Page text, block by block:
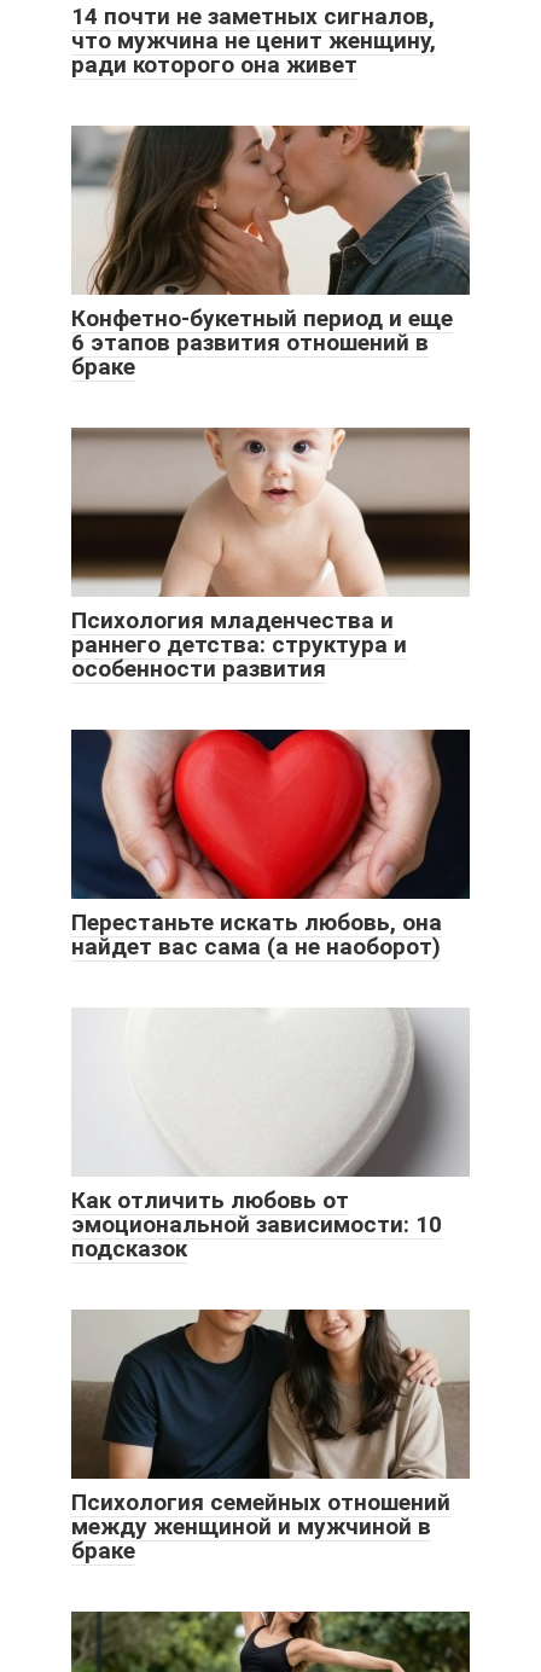
14 почти не заметных сигналов,
что мужчина не ценит женщину,
ради которого она живет
Конфетно-букетный период и еще
6 этапов развития отношений в
браке
Психология младенчества и
раннего детства: структура и
особенности развития
Перестаньте искать любовь, она
найдет вас сама (а не наоборот)
Как отличить любовь от
эмоциональной зависимости: 10
подсказок
Психология семейных отношений
между женщиной и мужчиной в
браке